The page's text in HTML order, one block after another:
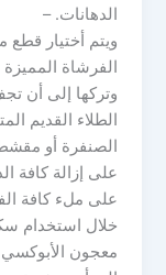
الدهانات. –
ويتم أختيار قطع
الفرشاة
وتركها إلى أن
الطلاء القديم
الصنفرة أو
على إزالة كافة
على ملء كافة
خلال استخدام
معجون الأبوكسي